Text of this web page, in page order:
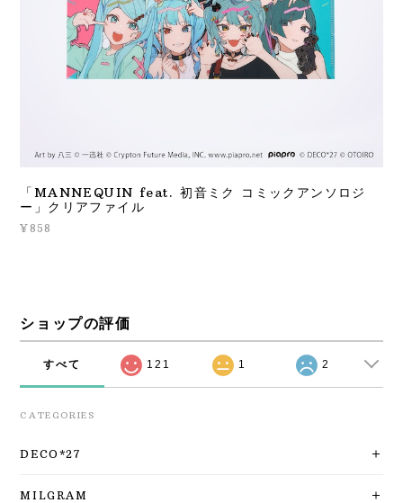
「MANNEQUIN feat. 初音ミク コミックアンソロジ
ー」クリアファイル
¥858
ショップの評価
すべて 121 1 2
CATEGORIES
DECO*27
MILGRAM